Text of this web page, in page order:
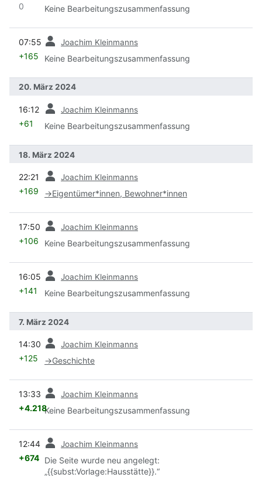
0 Keine Bearbeitungszusammenfassung
07:55 Joachim Kleinmanns
+165 Keine Bearbeitungszusammenfassung
20. März 2024
16:12 Joachim Kleinmanns
+61 Keine Bearbeitungszusammenfassung
18. März 2024
22:21 Joachim Kleinmanns
+169 →Eigentümer*innen, Bewohner*innen
17:50 Joachim Kleinmanns
+106 Keine Bearbeitungszusammenfassung
16:05 Joachim Kleinmanns
+141 Keine Bearbeitungszusammenfassung
7. März 2024
14:30 Joachim Kleinmanns
+125 →Geschichte
13:33 Joachim Kleinmanns
+4.218Keine Bearbeitungszusammenfassung
12:44 Joachim Kleinmanns
+674 Die Seite wurde neu angelegt:
„{{subst:Vorlage:Hausstätte}}.“